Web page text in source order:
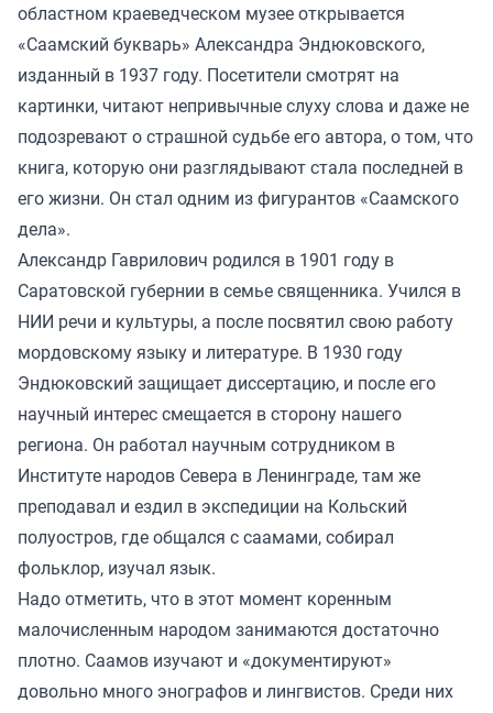
областном краеведческом музее открывается
«Саамский букварь» Александра Эндюковского,
изданный в 1937 году. Посетители смотрят на
картинки, читают непривычные слуху слова и даже не
подозревают о страшной судьбе его автора, о том, что
книга, которую они разглядывают стала последней в
его жизни. Он стал одним из фигурантов «Саамского
дела».
Александр Гаврилович родился в 1901 году в
Саратовской губернии в семье священника. Учился в
НИИ речи и культуры, а после посвятил свою работу
мордовскому языку и литературе. В 1930 году
Эндюковский защищает диссертацию, и после его
научный интерес смещается в сторону нашего
региона. Он работал научным сотрудником в
Институте народов Севера в Ленинграде, там же
преподавал и ездил в экспедиции на Кольский
полуостров, где общался с саамами, собирал
фольклор, изучал язык.
Надо отметить, что в этот момент коренным
малочисленным народом занимаются достаточно
плотно. Саамов изучают и «документируют»
довольно много энографов и лингвистов. Среди них